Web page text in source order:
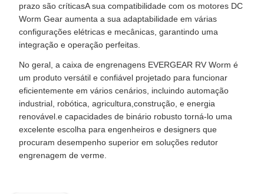
prazo são críticasA sua compatibilidade com os motores DC
Worm Gear aumenta a sua adaptabilidade em várias
configurações elétricas e mecânicas, garantindo uma
integração e operação perfeitas.
No geral, a caixa de engrenagens EVERGEAR RV Worm é
um produto versátil e confiável projetado para funcionar
eficientemente em vários cenários, incluindo automação
industrial, robótica, agricultura,construção, e energia
renovável.e capacidades de binário robusto torná-lo uma
excelente escolha para engenheiros e designers que
procuram desempenho superior em soluções redutor
engrenagem de verme.